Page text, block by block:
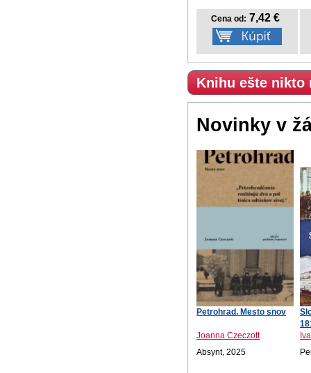
Cena od: 7,42 €
Knihu ešte nikto
Novinky v
Petrohrad. Mesto snov
Joanna Czeczott
Absynt, 2025